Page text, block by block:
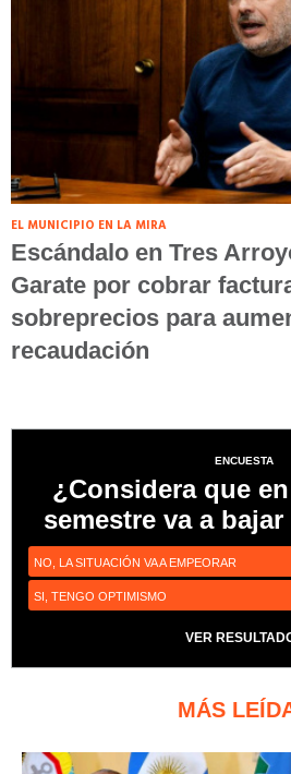
EL MUNICIPIO EN LA MIRA
Escándalo en Tres
Garate por cobrar
sobreprecios para
recaudación
ENCUESTA
¿Considera que
semestre va a
NO, LA SITUACIÓN VA A EMPEORAR
SI, TENGO OPTIMISMO
VER
MÁS